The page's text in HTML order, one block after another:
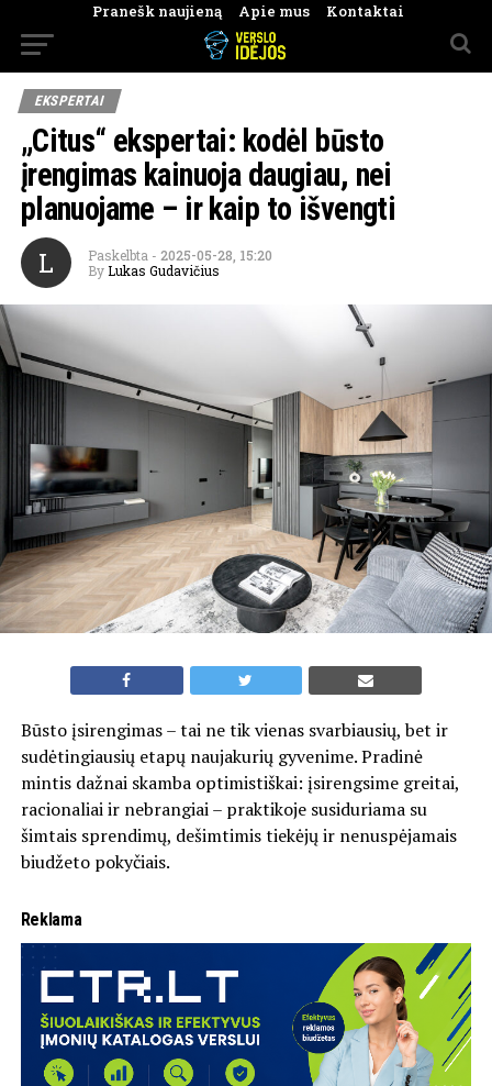
Pranešk naujieną Apie mus Kontaktai
EKSPERTAI
„Citus“ ekspertai: kodėl būsto
įrengimas kainuoja daugiau, nei
planuojame – ir kaip to išvengti
L Paskelbta - 2025-05-28, 15:20
By Lukas Gudavičius
Būsto įsirengimas – tai ne tik vienas svarbiausių, bet ir
sudėtingiausių etapų naujakurių gyvenime. Pradinė
mintis dažnai skamba optimistiškai: įsirengsime greitai,
racionaliai ir nebrangiai – praktikoje susiduriama su
šimtais sprendimų, dešimtimis tiekėjų ir nenuspėjamais
biudžeto pokyčiais.
Reklama